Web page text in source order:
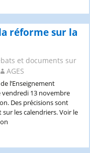
réforme sur la
et documents sur
AGES
l’Enseignement
vendredi 13 novembre
Des précisions sont
les calendriers. Voir le